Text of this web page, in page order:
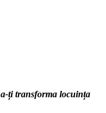
a-ți transforma locuința